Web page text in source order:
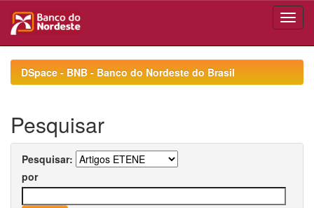
navigationDSpace - BNB - Banco do Nordeste do Brasil
Pesquisar
Pesquisar:
por